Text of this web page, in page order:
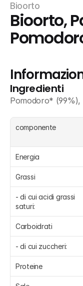
Bioorto
Bioorto,
Ingredienti
Pomodoro* (99%),
componente
Energia
Grassi
- di cui acidi grassi
saturi:
Carboidrati
- di cui zuccheri:
Proteine